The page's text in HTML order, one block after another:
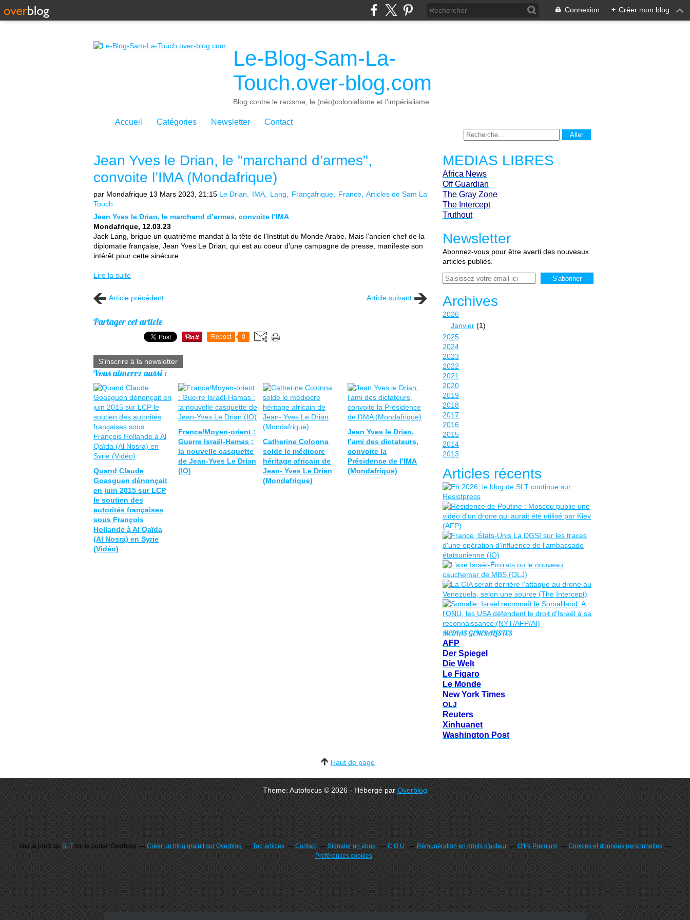
Connexion + Créer mon blog
Le-Blog-Sam-La-
Touch.over-blog.com
Blog contre le racisme, le (néo)colonialisme et l'impérialisme
Accueil Catégories Newsletter Contact
Jean Yves le Drian, le "marchand d’armes",
convoite l’IMA (Mondafrique)
par Mondafrique 13 Mars 2023, 21:15 Le Drian IMA Lang Françafrique France Articles de Sam La
Touch
Jean Yves le Drian, le marchand d’armes, convoite l’IMA
Mondafrique, 12.03.23
Jack Lang, brigue un quatrième mandat à la tête de l’Institut du Monde Arabe. Mais l’ancien chef de la
diplomatie française, Jean Yves Le Drian, qui est au coeur d’une campagne de presse, manifeste son
intérêt pour cette sinécure...
Lire la suite
Article précédent Article suivant
Partager cet article
Repost 0
S'inscrire à la newsletter
Vous aimerez aussi :
Quand Claude
Goasguen dénonçait
en juin 2015 sur LCP
le soutien des
autorités françaises
sous François
Hollande à Al Qaïda
(Al Nosra) en Syrie
(Vidéo)
France/Moyen-orient :
Guerre Israël-Hamas :
la nouvelle casquette
de Jean-Yves Le Drian
(IO)
Catherine Colonna
solde le médiocre
héritage africain de
Jean- Yves Le Drian
(Mondafrique)
Jean Yves le Drian,
l’ami des dictateurs,
convoite la
Présidence de l’IMA
(Mondafrique)
MEDIAS LIBRES
Africa News
Off Guardian
The Gray Zone
The Intercept
Truthout
Newsletter
Abonnez-vous pour être averti des nouveaux
articles publiés.
Email
Archives
2026
Janvier (1)
2025
2024
2023
2022
2021
2020
2019
2018
2017
2016
2015
2014
2013
Articles récents
MEDIAS GENERALISTES
AFP
Der Spiegel
Die Welt
Le Figaro
Le Monde
New York Times
OLJ
Reuters
Xinhuanet
Washington Post
Haut de page
Theme: Autofocus © 2026 - Hébergé parOverblog
Voir le profil deSLTsur le portail Overblog Créer un blog gratuit sur Overblog Top articles Contact Signaler un abus C.G.U. Rémunération en droits d'auteur Offre Premium
Cookies et données personnelles
Préférences cookies